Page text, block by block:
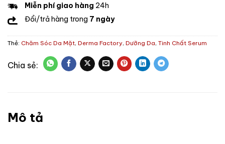
Miễn phí giao hàng 24h
Đổi/trả hàng trong 7 ngày
Thẻ: Chăm Sóc Da Mặt, Derma Factory, Dưỡng Da, Tinh Chất Serum
Mô tả